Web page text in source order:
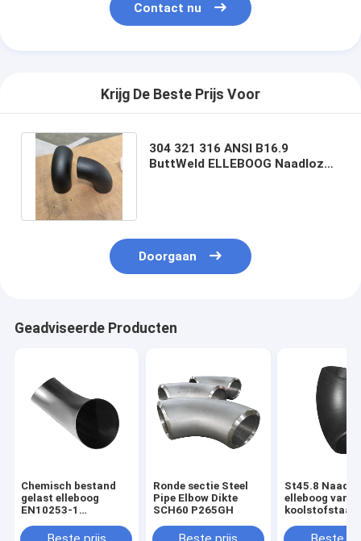
Contact nu
Krijg De Beste Prijs Voor
304 321 316 ANSI B16.9
ButtWeld ELLEBOOG Naadloze
Doorgaan
Geadviseerde Producten
Chemisch bestand
gelast elleboog
EN10253-1
B2313 Voor
Ronde sectie Steel
Pipe Elbow Dikte
SCH60 P265GH
St45.8
elleboog van
koolstofstaal
hoge